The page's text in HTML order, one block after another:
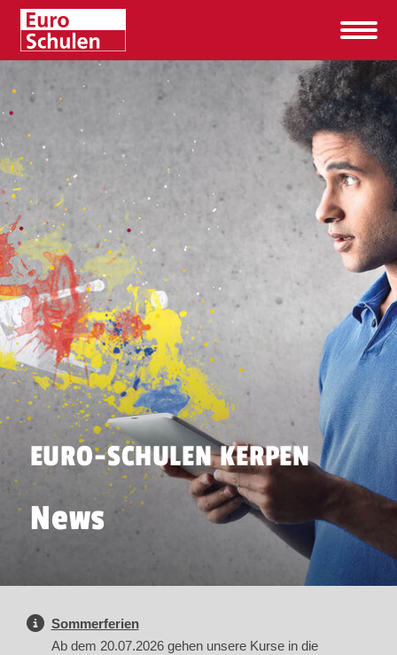
EURO-SCHULEN KERPEN
News
Sommerferien
Ab dem 20.07.2026 gehen unsere Kurse in die